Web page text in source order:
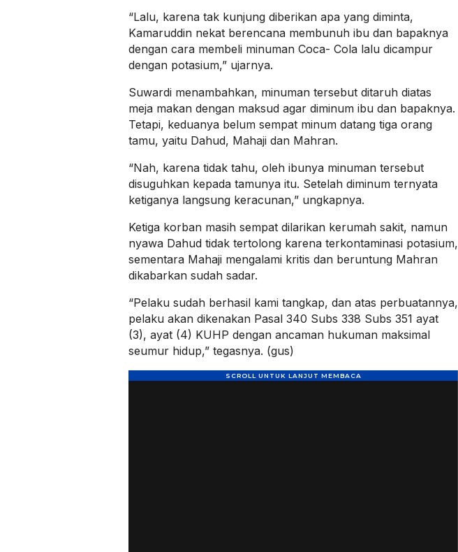
“Lalu, karena tak kunjung diberikan apa yang diminta,
Kamaruddin nekat berencana membunuh ibu dan bapaknya
dengan cara membeli minuman Coca- Cola lalu dicampur
dengan potasium,” ujarnya.
Suwardi menambahkan, minuman tersebut ditaruh diatas
meja makan dengan maksud agar diminum ibu dan bapaknya.
Tetapi, keduanya belum sempat minum datang tiga orang
tamu, yaitu Dahud, Mahaji dan Mahran.
“Nah, karena tidak tahu, oleh ibunya minuman tersebut
disuguhkan kepada tamunya itu. Setelah diminum ternyata
ketiganya langsung keracunan,” ungkapnya.
Ketiga korban masih sempat dilarikan kerumah sakit, namun
nyawa Dahud tidak tertolong karena terkontaminasi potasium,
sementara Mahaji mengalami kritis dan beruntung Mahran
dikabarkan sudah sadar.
“Pelaku sudah berhasil kami tangkap, dan atas perbuatannya,
pelaku akan dikenakan Pasal 340 Subs 338 Subs 351 ayat
(3), ayat (4) KUHP dengan ancaman hukuman maksimal
seumur hidup,” tegasnya. (gus)